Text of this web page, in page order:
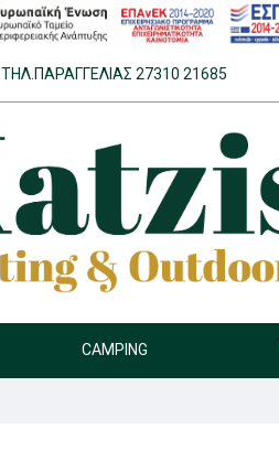
ΤΗΛ.ΠΑΡΑΓΓΕΛΊΑΣ 27310 21685
CAMPING